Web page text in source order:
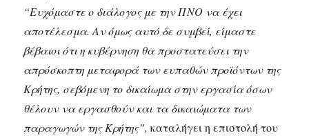
“Ευχόμαστε ο διάλογος με την ΠΝΟ να έχει
αποτέλεσμα. Αν όμως αυτό δε συμβεί, είμαστε
βέβαιοι ότι η κυβέρνηση θα προστατεύσει την
απρόσκοπτη μεταφορά των ευπαθών προϊόντων της
Κρήτης, σεβόμενη το δικαίωμα στην εργασία όσων
θέλουν να εργασθούν και τα δικαιώματα των
παραγωγών της Κρήτης”, καταλήγει η επιστολή του